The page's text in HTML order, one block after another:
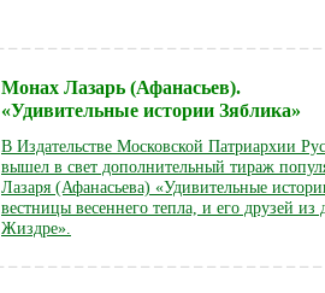
Монах Лазарь (Афанасьев).
«Удивительные истории Зяблика»
В Издательстве Московской Патриархии
вышел в свет дополнительный тираж
Лазаря (Афанасьева) «Удивительные
вестницы весеннего тепла, и его друзей
Жиздре».